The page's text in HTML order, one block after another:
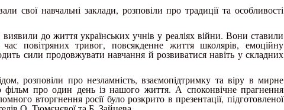
свої навчальні заклади, розповіли про традиції та особливості
виявили до життя українських учнів у реаліях війни. Вони ставили
повітряних тривог, повсякденне життя школярів, емоційну
сили продовжувати навчання й розвиватися навіть у складних
розповіли про незламність, взаємопідтримку та віру в мирне
про один день із нашого життя. А споконвічне прагнення
вторгнення росії було розкрито в презентації, підготовленої